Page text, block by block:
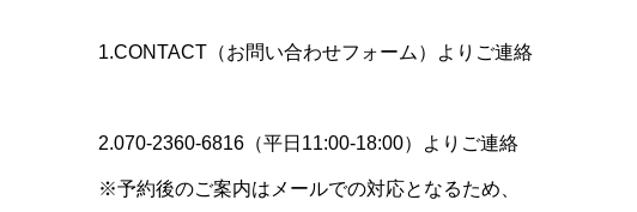
1.CONTACT（お問い合わせフォーム）よりご連絡
2.070-2360-6816（平日11:00-18:00）よりご連絡
※予約後のご案内はメールでの対応となるため、